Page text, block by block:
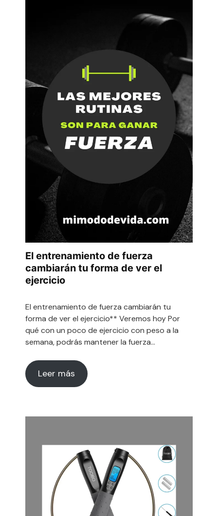
El entrenamiento de fuerza
cambiarán tu forma de ver el
ejercicio
El entrenamiento de fuerza cambiarán tu
forma de ver el ejercicio** Veremos hoy Por
qué con un poco de ejercicio con peso a la
semana, podrás mantener la fuerza…
Leer más